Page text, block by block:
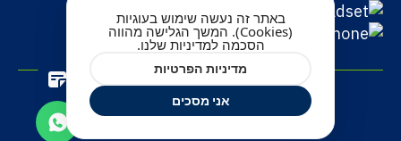
(מכירות) 054-8946816
(משרד)03-5273230
כל הזכויות שמורות למסד גרופ © 2026
מדיניות פרטיות תקנון תנאי שימוש הצהרת נגישות
באתר זה נעשה שימוש בעוגיות
(Cookies). המשך הגלישה מהווה
הסכמה למדיניות שלנו.
מדיניות הפרטיות
אני מסכים